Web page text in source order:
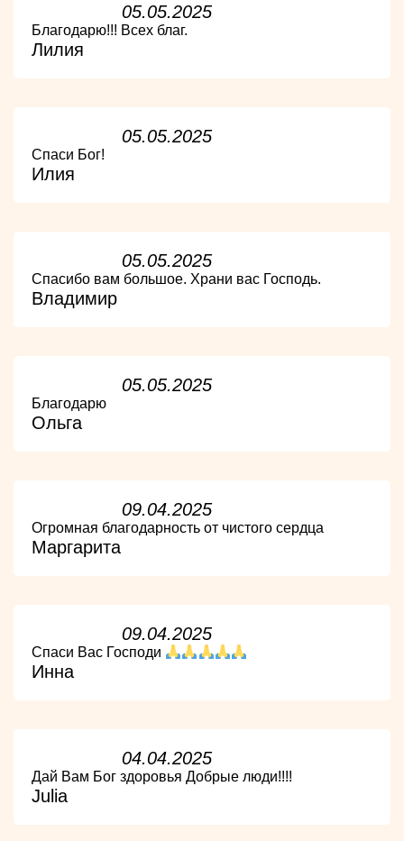
05.05.2025
Благодарю!!! Всех благ.
Лилия
05.05.2025
Спаси Бог!
Илия
05.05.2025
Спасибо вам большое. Храни вас Господь.
Владимир
05.05.2025
Благодарю
Ольга
09.04.2025
Огромная благодарность от чистого сердца
Маргарита
09.04.2025
Спаси Вас Господи
Инна
04.04.2025
Дай Вам Бог здоровья Добрые люди!!!!
Julia